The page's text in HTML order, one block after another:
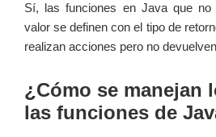
Sí, las funciones en Java que no
valor se definen con el tipo de
realizan acciones pero no
¿Cómo se manejan
las funciones de